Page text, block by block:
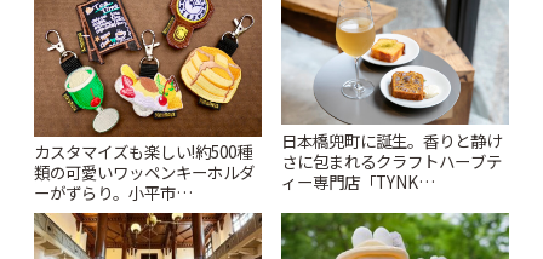
カスタマイズも楽しい!約500種
類の可愛いワッペンキーホルダ
ーがずらり。小平市
「Kimamaya T&K」 | ことりっ
ぷ
日本橋兜町に誕生。香りと静け
さに包まれるクラフトハーブテ
ィー専門店「TYNK